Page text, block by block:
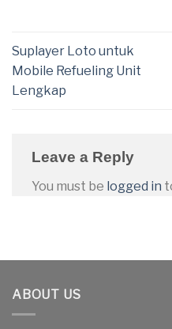
Suplayer Loto untuk
Mobile Refueling Unit
Lengkap
Leave a Reply
You must be logged in
ABOUT US